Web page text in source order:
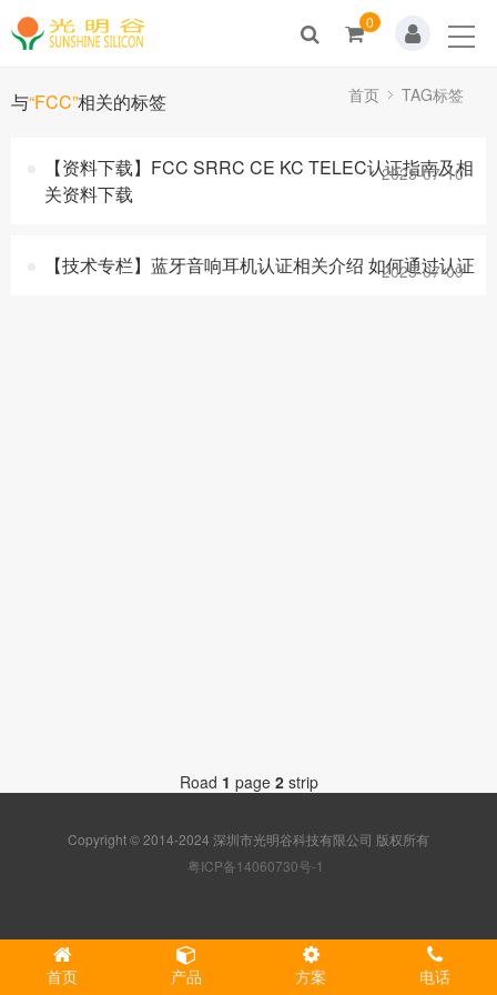
解决方案
0
与“FCC”相关的标签 首页 TAG标签
【资料下载】FCC SRRC CE KC TELEC认证指南及相
关资料下载
2025-07-10
【技术专栏】蓝牙音响耳机认证相关介绍 如何通过认证
2025-07-09
Road 1 page 2strip
Copyright © 2014-2024 深圳市光明谷科技有限公司 版权所有
粤ICP备14060730号-1
首页 产品 方案 电话